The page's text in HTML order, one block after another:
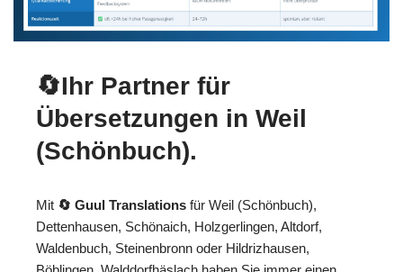
🔄Ihr Partner für
Übersetzungen in Weil
(Schönbuch).
Mit 🔄 Guul Translations für Weil (Schönbuch),
Dettenhausen, Schönaich, Holzgerlingen, Altdorf,
Waldenbuch, Steinenbronn oder Hildrizhausen,